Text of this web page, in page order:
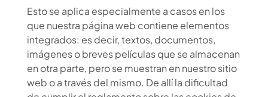
Esto se aplica especialmente a casos en los
que nuestra página web contiene elementos
integrados: es decir, textos, documentos,
imágenes o breves películas que se almacenan
en otra parte, pero se muestran en nuestro sitio
web o a través del mismo. De allí la dificultad